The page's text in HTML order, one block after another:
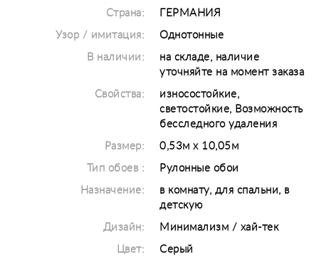
Страна: ГЕРМАНИЯ
Узор / имитация: Однотонные
В наличии:
на складе, наличие
уточняйте на момент заказа
Свойства:
износостойкие,
светостойкие, Возможность
бесследного удаления
Размер: 0,53м х 10,05м
Тип обоев : Рулонные обои
Назначение:
в комнату, для спальни, в
детскую
Дизайн: Минимализм / хай-тек
Цвет: Серый